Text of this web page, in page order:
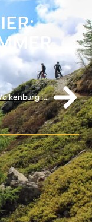
Fietsen in Valkenburg in 2024